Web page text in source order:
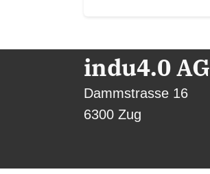
indu4.0 AG
Dammstrasse 16
6300 Zug